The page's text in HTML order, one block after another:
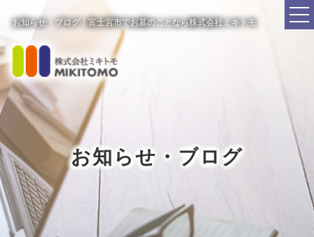
お知らせ・ブログ｜富士宮市でお墓のことなら株式会社ミキトモ
お知らせ・ブログ